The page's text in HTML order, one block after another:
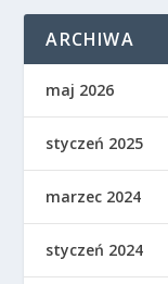
ARCHIWA
maj 2026
styczeń 2025
marzec 2024
styczeń 2024